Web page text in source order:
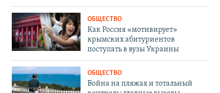
ОБЩЕСТВО
Как Россия «мотивирует»
крымских абитуриентов
поступать в вузы Украины
ОБЩЕСТВО
Война на пляжах и тотальный